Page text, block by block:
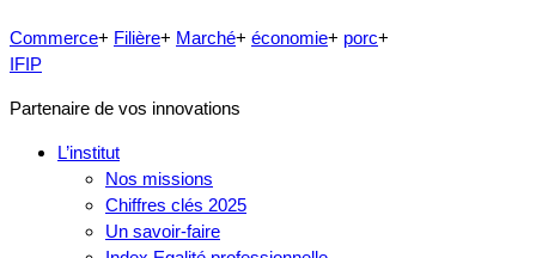
Commerce+ Filière+ Marché+ économie+ porc+
IFIP
Partenaire de vos innovations
L’institut
Nos missions
Chiffres clés 2025
Un savoir-faire